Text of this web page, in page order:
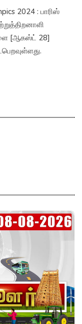
2024 : பாரிஸ்
[ஆகஸ்ட் 28]